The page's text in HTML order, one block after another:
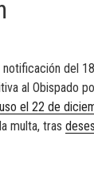
del
al Obispado
el 22 de
multa, tras